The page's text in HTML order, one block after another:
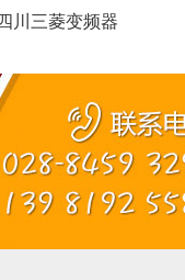
四川三菱变频器